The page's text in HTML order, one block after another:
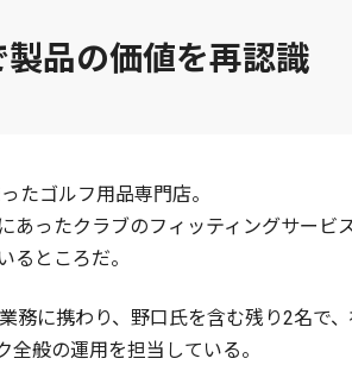
製品の価値を再認識
たゴルフ用品専門店。
あったクラブのフィッティングサービ
ところだ。
務に携わり、野口氏を含む残り2名で
般の運用を担当している。